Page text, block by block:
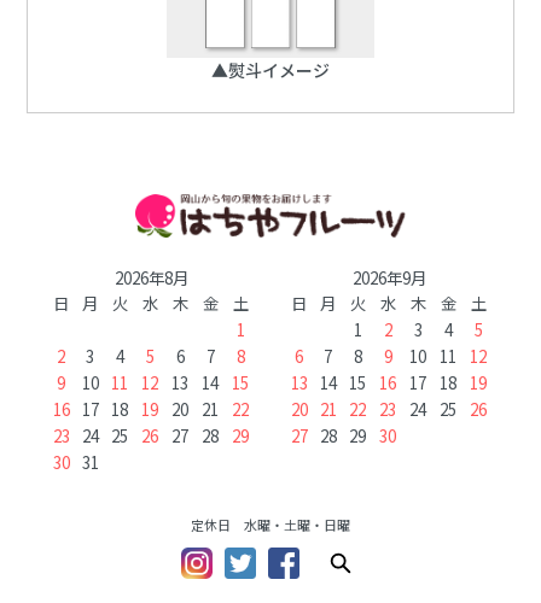
▲熨斗イメージ
2026年8月
日
月 火 水 木 金
土
1
2
3 4 5 6 7
8
9
10 11 12 13 14 15
16 17 18 19 20 21
22
23 24 25 26 27 28 29
30 31
2026年9月
日
月 火 水 木 金
土
1
2 3 4
5
6
7 8 9 10 11
12
13 14 15 16 17 18 19
20 21 22 23 24 25
26
27 28 29 30
定休日 水曜・土曜・日曜